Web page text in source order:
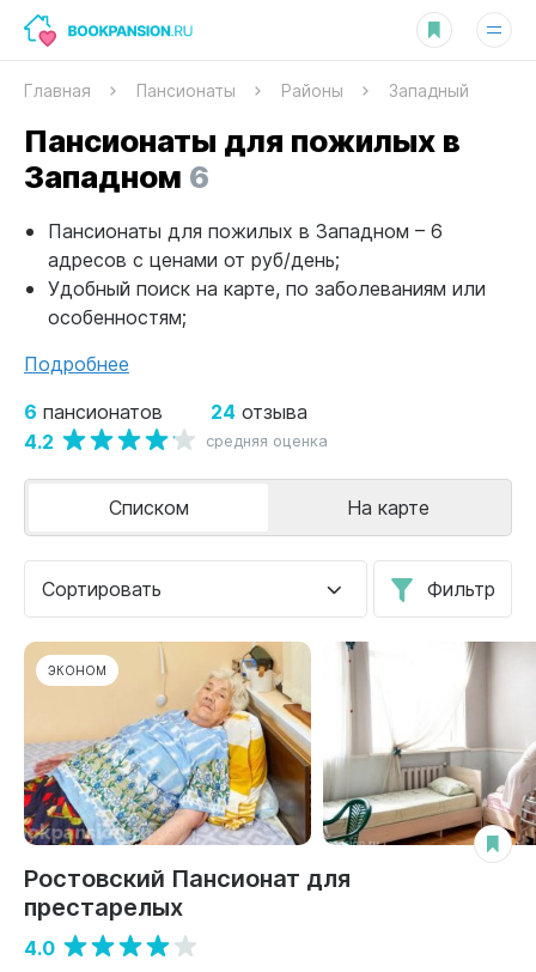
Главная Пансионаты Районы Западный
Пансионаты для пожилых в
Западном 6
Пансионаты для пожилых в Западном – 6
адресов с ценами от руб/день;
Удобный поиск на карте, по заболеваниям или
особенностям;
Подробнее
6 пансионатов 24 отзыва
4.2 средняя оценка
Сортировать Фильтр
Списком На карте
ЭКОНОМ
Ростовский Пансионат для
престарелых
4.0